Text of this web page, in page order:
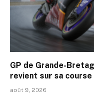
GP de Grande-
revient sur sa
août 9, 2026